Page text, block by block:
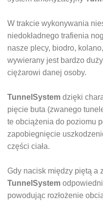
W trakcie wykonywania
niedokładnego trafienia
nasze plecy, biodro,
wywierany jest bardzo
ciężarowi danej osoby.
TunnelSystem dzięki
pięcie buta (zwanego
te obciążenia do poziomu
zapobiegnięcie
części ciała.
Gdy nacisk między piętą a
TunnelSystem
powodując rozłożenie